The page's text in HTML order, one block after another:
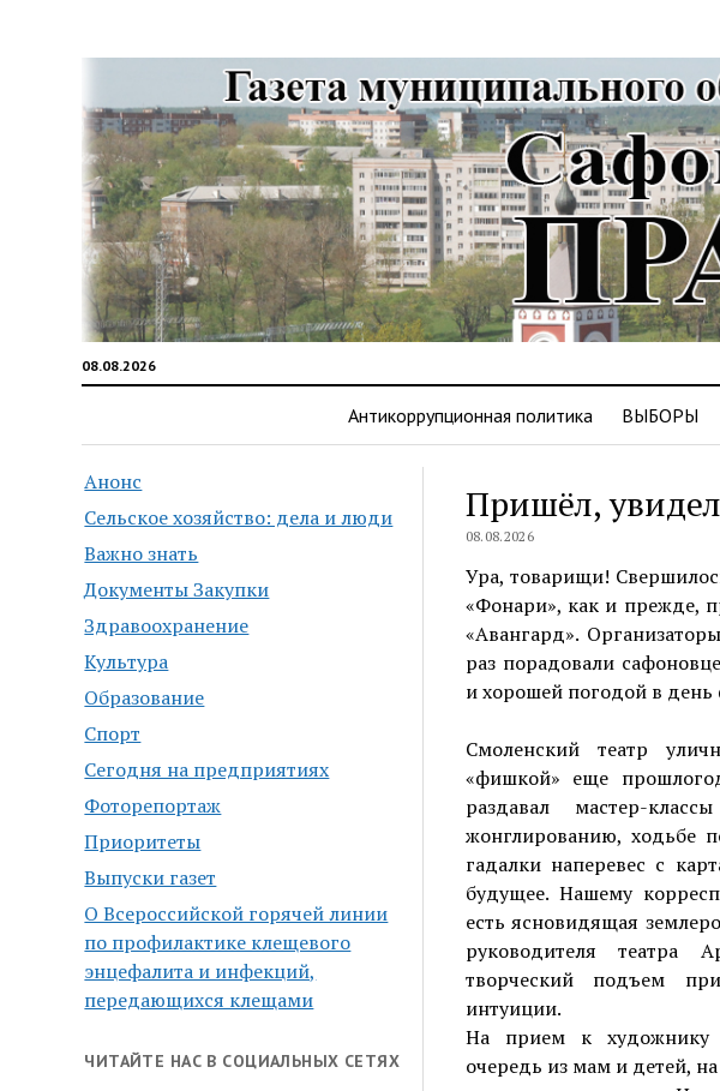
08.08.2026
Антикоррупционная политика ВЫБОРЫ
Анонс
Сельское хозяйство: дела и люди
Важно знать
Документы Закупки
Здравоохранение
Культура
Образование
Спорт
Сегодня на предприятиях
Фоторепортаж
Приоритеты
Выпуски газет
О Всероссийской горячей линии
по профилактике клещевого
энцефалита и инфекций,
передающихся клещами
ЧИТАЙТЕ НАС В СОЦИАЛЬНЫХ СЕТЯХ
Пришёл,
08.08.2026
Ура, товарищи!
«Фонари», как и прежде,
«Авангард».
раз порадовали
и хорошей погодой в день
Смоленский театр
«фишкой» еще
раздавал мастер-
жонглированию, ходьбе
гадалки наперевес с
будущее. Нашему
есть ясновидящая
руководителя театра
творческий подъем
интуиции.
На прием к художнику
очередь из мам и детей,